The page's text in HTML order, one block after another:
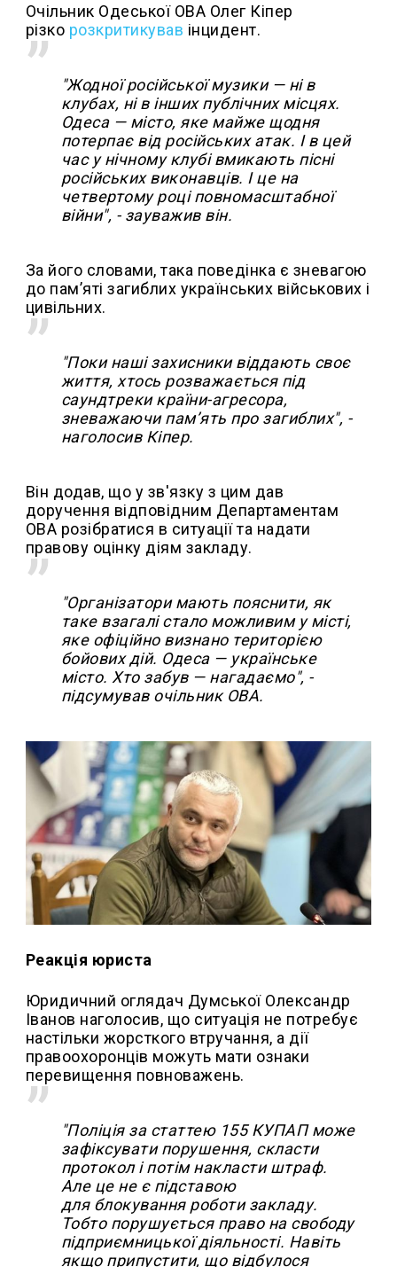
Очільник Одеської ОВА Олег Кіпер
різко розкритикував інцидент.
"Жодної російської музики — ні в
клубах, ні в інших публічних місцях.
Одеса — місто, яке майже щодня
потерпає від російських атак. І в цей
час у нічному клубі вмикають пісні
російських виконавців. І це на
четвертому році повномасштабної
війни", - зауважив він.
За його словами, така поведінка є зневагою
до пам’яті загиблих українських військових і
цивільних.
"Поки наші захисники віддають своє
життя, хтось розважається під
саундтреки країни-агресора,
зневажаючи пам’ять про загиблих", -
наголосив Кіпер.
Він додав, що у зв'язку з цим дав
доручення відповідним Департаментам
ОВА розібратися в ситуації та надати
правову оцінку діям закладу.
"Організатори мають пояснити, як
таке взагалі стало можливим у місті,
яке офіційно визнано територією
бойових дій. Одеса — українське
місто. Хто забув — нагадаємо", -
підсумував очільник ОВА.
Реакція юриста
Юридичний оглядач Думської Олександр
Іванов наголосив, що ситуація не потребує
настільки жорсткого втручання, а дії
правоохоронців можуть мати ознаки
перевищення повноважень.
"Поліція за статтею 155 КУПАПможе
зафіксувати порушення, скласти
протокол і потім накласти штраф.
Але це не є підставою
для блокування роботи закладу.
Тобто порушується право на свободу
підприємницької діяльності. Навіть
якщо припустити, що відбулося